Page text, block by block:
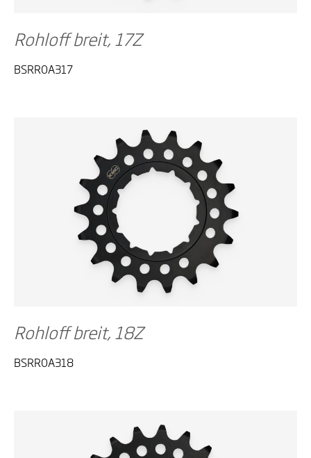
Rohloff breit, 17Z
BSRR0A317
Rohloff breit, 18Z
BSRR0A318